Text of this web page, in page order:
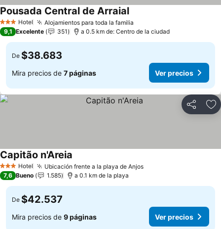
3 Estrellas
Hotel Alojamientos para toda la familia
Pousada Central de ArraialVer precios
9,1 Excelente 351 a 0.5 km de: Centro de la ciudad
De $38.683
Mira precios de 7 páginas Ver precios
Compartir
3 Estrellas
Hotel Ubicación frente a la playa de AnjosVer precios
Capitão n'Areia
7,6 Bueno 1.585 a 0.1 km de la playa
De $42.537
Mira precios de 9 páginas Ver precios